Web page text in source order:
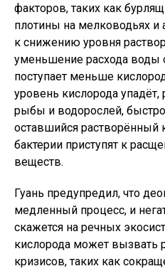
факторов, таких как
плотины на мелководьях и
к снижению уровня
уменьшение расхода воды
поступает меньше
уровень кислорода упадёт,
рыбы и водорослей, быстро
оставшийся растворённый
бактерии приступят к
веществ.
Гуань предупредил, что
медленный процесс, и
скажется на речных
кислорода может вызвать
кризисов, таких как